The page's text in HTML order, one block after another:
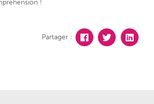
!
Partager :